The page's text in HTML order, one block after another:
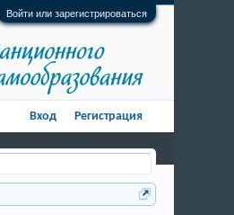
Войти или зарегистрироваться
Вход Регистрация